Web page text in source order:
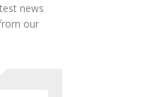
news
our